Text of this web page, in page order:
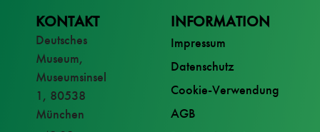
INFORMATION
Impressum
Datenschutz
Cookie-Verwendung
AGB
KONTAKT
Deutsches
Museum,
Museumsinsel
1, 80538
München